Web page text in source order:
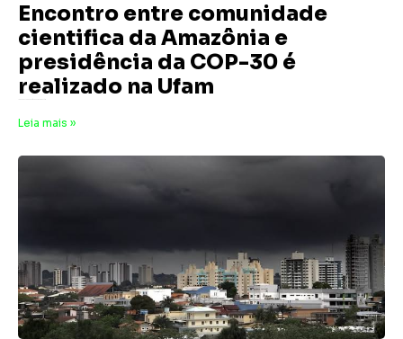
Encontro entre comunidade
cientifica da Amazônia e
presidência da COP-30 é
realizado na Ufam
Leia mais »